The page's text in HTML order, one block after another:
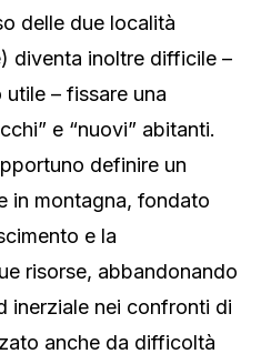
delle due località
diventa inoltre difficile –
– fissare una
e “nuovi” abitanti.
definire un
in montagna, fondato
e la
risorse, abbandonando
inerziale nei confronti di
anche da difficoltà